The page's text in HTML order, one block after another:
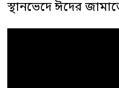
স্থানভেদে ঈদের